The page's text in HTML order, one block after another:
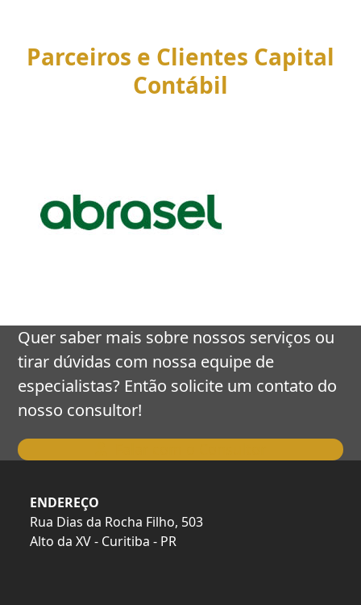
Parceiros e Clientes Capital
Contábil
right
carousel
navigation
buttons
Quer saber mais sobre nossos serviços ou
tirar dúvidas com nossa equipe de
especialistas? Então solicite um contato do
nosso consultor!
ENDEREÇO
Rua Dias da Rocha Filho, 503
Alto da XV - Curitiba - PR